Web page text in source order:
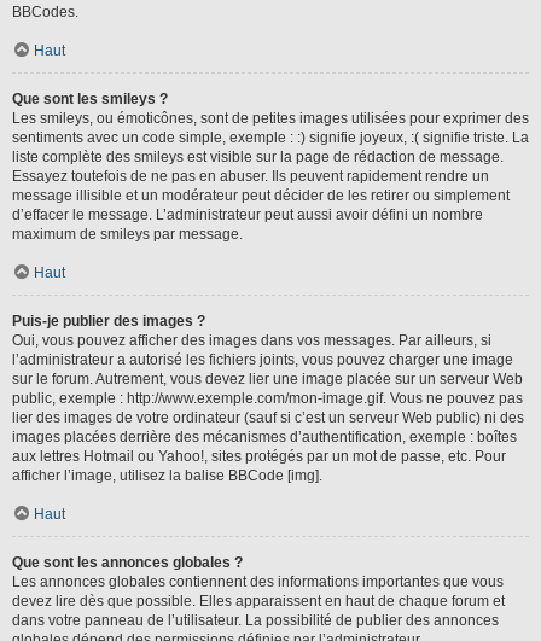
BBCodes.
Haut
Que sont les smileys ?
Les smileys, ou émoticônes, sont de petites images utilisées pour exprimer des
sentiments avec un code simple, exemple : :) signifie joyeux, :( signifie triste. La
liste complète des smileys est visible sur la page de rédaction de message.
Essayez toutefois de ne pas en abuser. Ils peuvent rapidement rendre un
message illisible et un modérateur peut décider de les retirer ou simplement
d’effacer le message. L’administrateur peut aussi avoir défini un nombre
maximum de smileys par message.
Haut
Puis-je publier des images ?
Oui, vous pouvez afficher des images dans vos messages. Par ailleurs, si
l’administrateur a autorisé les fichiers joints, vous pouvez charger une image
sur le forum. Autrement, vous devez lier une image placée sur un serveur Web
public, exemple : http://www.exemple.com/mon-image.gif. Vous ne pouvez pas
lier des images de votre ordinateur (sauf si c’est un serveur Web public) ni des
images placées derrière des mécanismes d’authentification, exemple : boîtes
aux lettres Hotmail ou Yahoo!, sites protégés par un mot de passe, etc. Pour
afficher l’image, utilisez la balise BBCode [img].
Haut
Que sont les annonces globales ?
Les annonces globales contiennent des informations importantes que vous
devez lire dès que possible. Elles apparaissent en haut de chaque forum et
dans votre panneau de l’utilisateur. La possibilité de publier des annonces